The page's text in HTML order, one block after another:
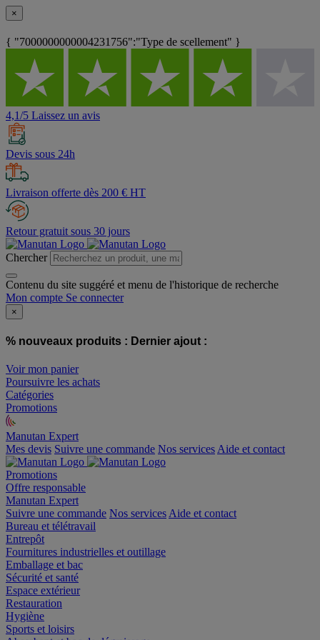
×
{ "7000000000004231756":"Type de scellement" }
4,1/5 Laissez un avis
Devis sous 24h
Livraison offerte dès 200 € HT
Retour gratuit sous 30 jours
Chercher
Contenu du site suggéré et menu de l'historique de recherche
Mon compte Se connecter
×
% nouveaux produits : Dernier ajout :
Voir mon panier
Poursuivre les achats
Catégories
Promotions
Manutan Expert
offre reconditionnée
Mes devis Suivre une commande Nos services
Promotions
Offre responsable
Manutan Expert
Suivre une commande
Bureau et télétravail
Entrepôt
Fournitures industrielles et outillage
Emballage et bac
Sécurité et santé
Espace extérieur
Restauration
Hygiène